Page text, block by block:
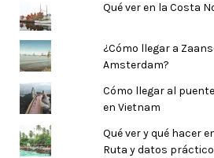
Qué ver en la Costa
¿Cómo llegar a
Amsterdam?
Cómo llegar al
en Vietnam
Qué ver y qué hacer
Ruta y datos